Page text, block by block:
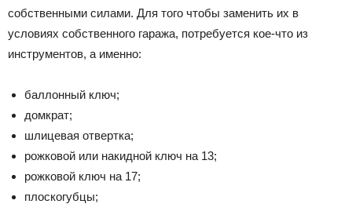
собственными силами. Для того чтобы заменить их в
условиях собственного гаража, потребуется кое-что из
инструментов, а именно:
баллонный ключ;
домкрат;
шлицевая отвертка;
рожковой или накидной ключ на 13;
рожковой ключ на 17;
плоскогубцы;